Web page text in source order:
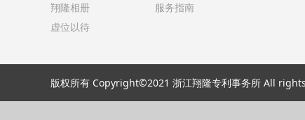
翔隆相册
虚位以待
服务指南
版权所有 Copyright©2021 浙江翔隆专利事务所 All